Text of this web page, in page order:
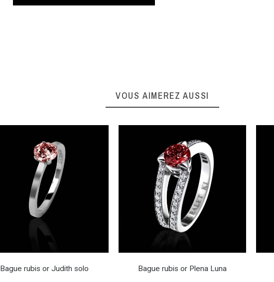
VOUS AIMEREZ AUSSI
Bague rubis or Judith solo Bague rubis or Plena Luna